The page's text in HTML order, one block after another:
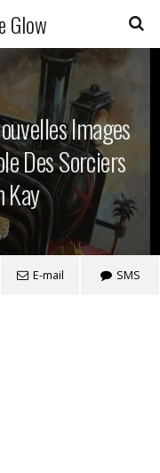
Glow
Images
Des Sorciers
Kay
E-mail SMS